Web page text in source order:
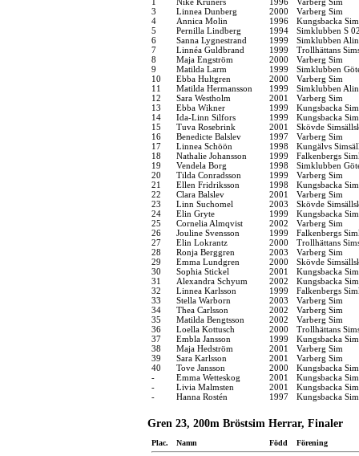
3
Linnea Dunberg 2000
Varberg Sim
4
Annica Molin 1996
Kungsbacka
5
Pernilla Lindberg 1994
Simklubben S
6
Sanna Lygnestrand 1999
Simklubben
7
Linnéa Guldbrand 1999
Trollhättans
8
Maja Engström 2000
Varberg Sim
9
Matilda Larm 1999
Simklubben
10
Ebba Hultgren 2000
Varberg Sim
11
Matilda Hermansson 1999
Simklubben
12
Sara Westholm 2001
Varberg Sim
13
Ebba Wikner 1999
Kungsbacka
14
Ida-Linn Silfors 1999
Kungsbacka
15
Tuva Rosebrink 2001
Skövde
16
Benedicte Balslev 1997
Varberg Sim
17
Linnea Schöön 1998
Kungälvs
18
Nathalie Johansson 1999
Falkenbergs
19
Vendela Borg 1998
Simklubben
20
Tilda Conradsson 1999
Varberg Sim
21
Ellen Fridriksson 1998
Kungsbacka
22
Clara Balslev 2001
Varberg Sim
23
Linn Suchomel 2003
Skövde
24
Elin Gryte 1999
Kungsbacka
25
Cornelia Almqvist 2002
Varberg Sim
26
Jouline Svensson 1999
Falkenbergs
27
Elin Lokrantz 2000
Trollhättans
28
Ronja Berggren 2003
Varberg Sim
29
Emma Lundgren 2000
Skövde
30
Sophia Stickel 2001
Kungsbacka
31
Alexandra Schyum 2002
Kungsbacka
32
Linnea Karlsson 1999
Falkenbergs
33
Stella Warborn 2003
Varberg Sim
34
Thea Carlsson 2002
Varberg Sim
35
Matilda Bengtsson 2002
Varberg Sim
36
Loella Kottusch 2000
Trollhättans
37
Embla Jansson 1999
Kungsbacka
38
Maja Hedström 2001
Varberg Sim
39
Sara Karlsson 2001
Varberg Sim
40
Tove Jansson 2000
Kungsbacka
-
Emma Wetteskog 2001
Kungsbacka
-
Livia Malmsten 2001
Kungsbacka
-
Hanna Rostén 1997 Kungsbacka
Gren 23, 200m Bröstsim Herrar, Finaler
Plac. Namn Född Förening